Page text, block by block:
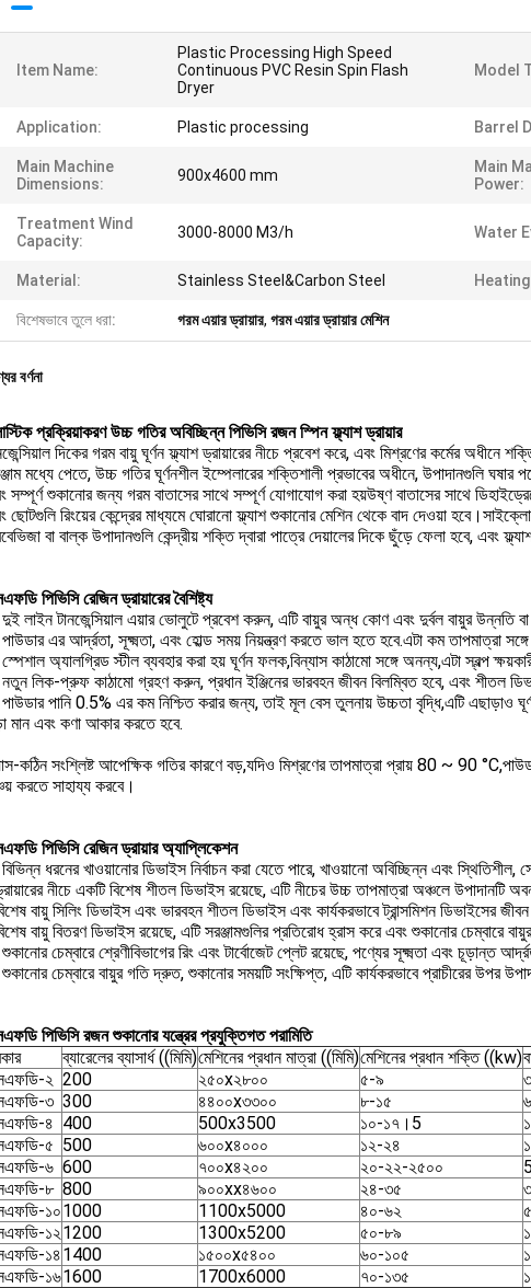
Item Name:
Plastic Processing High Speed
Continuous PVC Resin Spin Flash
Dryer
Model
Application: Plastic processing Barrel
Main Machine
Dimensions:
900x4600 mm
Main
Power:
Treatment Wind
Capacity:
3000-8000 M3/h Water
Material: Stainless Steel&Carbon Steel
বিশেষভাবে তুলে ধরা: গরম এয়ার ড্রায়ার, গরম এয়ার ড্রায়ার মেশিন
বর্ণনা
প্রক্রিয়াকরণ উচ্চ গতির অবিচ্ছিন্ন পিভিসি রজন স্পিন ফ্ল্যাশ ড্রায়ার
দিকের গরম বায়ু ঘূর্ণন ফ্ল্যাশ ড্রায়ারের নীচে প্রবেশ করে, এবং মিশ্রণের কর্মের অধীনে
মধ্যে পেতে, উচ্চ গতির ঘূর্ণনশীল ইম্পেলারের শক্তিশালী প্রভাবের অধীনে, উপাদানগুলি
সম্পূর্ণ শুকানোর জন্য গরম বাতাসের সাথে সম্পূর্ণ যোগাযোগ করা হয়উষ্ণ বাতাসের সাথে
ছোটগুলি রিংয়ের কেন্দ্রের মাধ্যমে ঘোরানো ফ্ল্যাশ শুকানোর মেশিন থেকে বাদ দেওয়া
বা বাল্ক উপাদানগুলি কেন্দ্রীয় শক্তি দ্বারা পাত্রে দেয়ালের দিকে ছুঁড়ে ফেলা হবে, এবং
পিভিসি রেজিন ড্রায়ারের বৈশিষ্ট্য
লাইন টানজেন্সিয়াল এয়ার ভোলুটে প্রবেশ করুন, এটি বায়ুর অন্ধ কোণ এবং দুর্বল বায়ুর উন্নতি
এর আর্দ্রতা, সূক্ষ্মতা, এবং হোল্ড সময় নিয়ন্ত্রণ করতে ভাল হতে হবে.এটা কম তাপমাত্রা
অ্যালগ্রিড স্টীল ব্যবহার করা হয় ঘূর্ণন ফলক,বিন্যাস কাঠামো সঙ্গে অনন্য,এটা স্বল্প
লিক-প্রুফ কাঠামো গ্রহণ করুন, প্রধান ইঞ্জিনের ভারবহন জীবন বিলম্বিত হবে, এবং শীতল
পানি 0.5% এর কম নিশ্চিত করার জন্য, তাই মূল বেস তুলনায় উচ্চতা বৃদ্ধি,এটি এছাড়াও
মান এবং কণা আকার করতে হবে.
কঠিন সংশ্লিষ্ট আপেক্ষিক গতির কারণে বড়,যদিও মিশ্রণের তাপমাত্রা প্রায় 80 ~ 90
করতে সাহায্য করবে।
পিভিসি রেজিন ড্রায়ার অ্যাপ্লিকেশন
ধরনের খাওয়ানোর ডিভাইস নির্বাচন করা যেতে পারে, খাওয়ানো অবিচ্ছিন্ন এবং
নীচে একটি বিশেষ শীতল ডিভাইস রয়েছে, এটি নীচের উচ্চ তাপমাত্রা অঞ্চলে উপাদানটি
বায়ু সিলিং ডিভাইস এবং ভারবহন শীতল ডিভাইস এবং কার্যকরভাবে ট্রান্সমিশন ডিভাইসের জীবন
বায়ু বিতরণ ডিভাইস রয়েছে, এটি সরঞ্জামগুলির প্রতিরোধ হ্রাস করে এবং শুকানোর চেম্বারে
চেম্বারে শ্রেণীবিভাগের রিং এবং টার্বোজেট প্লেট রয়েছে, পণ্যের সূক্ষ্মতা এবং চূড়ান্ত
চেম্বারে বায়ুর গতি দ্রুত, শুকানোর সময়টি সংক্ষিপ্ত, এটি কার্যকরভাবে প্রাচীরের উপর
পিভিসি রজন শুকানোর যন্ত্রের প্রযুক্তিগত পরামিতি
ব্যারেলের ব্যাসার্ধ ((মিমি)মেশিনের প্রধান মাত্রা ((মিমি)মেশিনের প্রধান শক্তি ((kw)
২ 200 ২৫০x২৮০০ ৫-৯
৩ 300 ৪৪০০x৩৩০০ ৮-১৫
৪ 400 500x3500 ১০-১৭।5
৫ 500 ৬০০x৪০০০ ১২-২৪
৬ 600 ৭০০x৪২০০ ২০-২২-২৫০০
৮ 800 ৯০০xx৪৬০০ ২৪-৩৫
১০1000 1100x5000 ৪০-৬২
১২1200 1300x5200 ৫০-৮৯
১৪1400 ১৫০০x৫৪০০ ৬০-১০৫
১৬1600 1700x6000 ৭০-১৩৫